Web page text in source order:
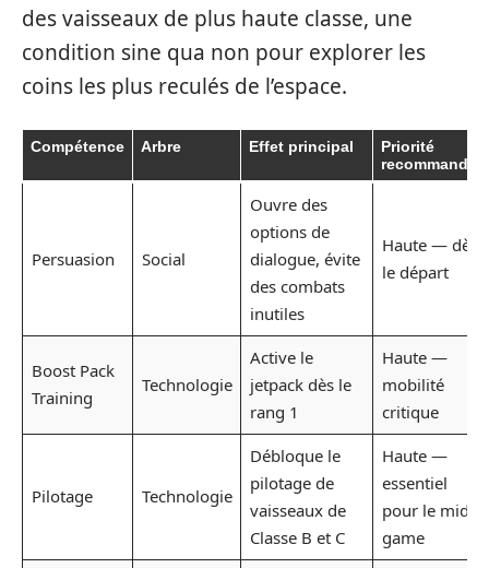
des vaisseaux de plus haute classe, une
condition sine qua non pour explorer les
coins les plus reculés de l’espace.
Compétence Arbre Effet principal
Priorité
recommandée
Persuasion Social
Ouvre des
options de
dialogue, évite
des combats
inutiles
Haute — dès
le départ
Boost Pack
Training
Technologie
Active le
jetpack dès le
rang 1
Haute —
mobilité
critique
Pilotage Technologie
Débloque le
pilotage de
vaisseaux de
Classe B et C
Haute —
essentiel
pour le mid-
game